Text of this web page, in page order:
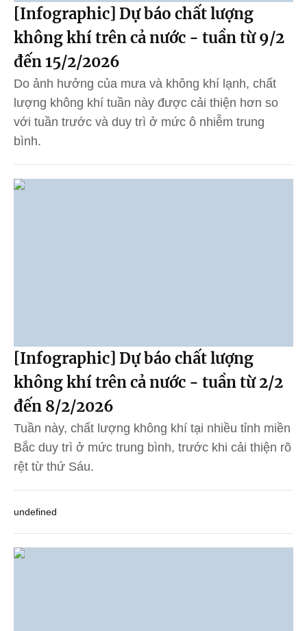
[Infographic] Dự báo chất lượng
không khí trên cả nước - tuần từ 9/2
đến 15/2/2026
Do ảnh hưởng của mưa và không khí lạnh, chất
lượng không khí tuần này được cải thiện hơn so
với tuần trước và duy trì ở mức ô nhiễm trung
bình.
[Infographic] Dự báo chất lượng
không khí trên cả nước - tuần từ 2/2
đến 8/2/2026
Tuần này, chất lượng không khí tại nhiều tỉnh miền
Bắc duy trì ở mức trung bình, trước khi cải thiện rõ
rệt từ thứ Sáu.
undefined